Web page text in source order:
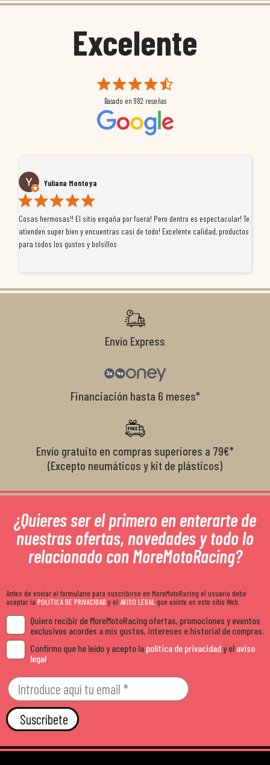
Excelente
Basado en 982 reseñas
Yuliana Montoya
Cosas hermosas!! El sitio engaña por fuera! Pero dentro es espectacular! Te
atienden super bien y encuentras casi de todo! Excelente calidad, productos
para todos los gustos y bolsillos
Envío Express
Financiación hasta 6 meses*
Envío gratuito en compras superiores a 79€*
(Excepto neumáticos y kit de plásticos)
¿Quieres ser el primero en enterarte de
nuestras ofertas, novedades y todo lo
relacionado con MoreMotoRacing?
Antes de enviar el formulario para suscribirse en MoreMotoRacing el usuario debe
aceptar la POLÍTICA DE PRIVACIDADy el AVISO LEGALque existe en este sitio Web.
Quiero recibir de MoreMotoRacing ofertas, promociones y eventos
exclusivos acordes a mis gustos, intereses e historial de compras.
Confirmo que he leído y acepto la política de privacidady el aviso
legal
Suscríbete